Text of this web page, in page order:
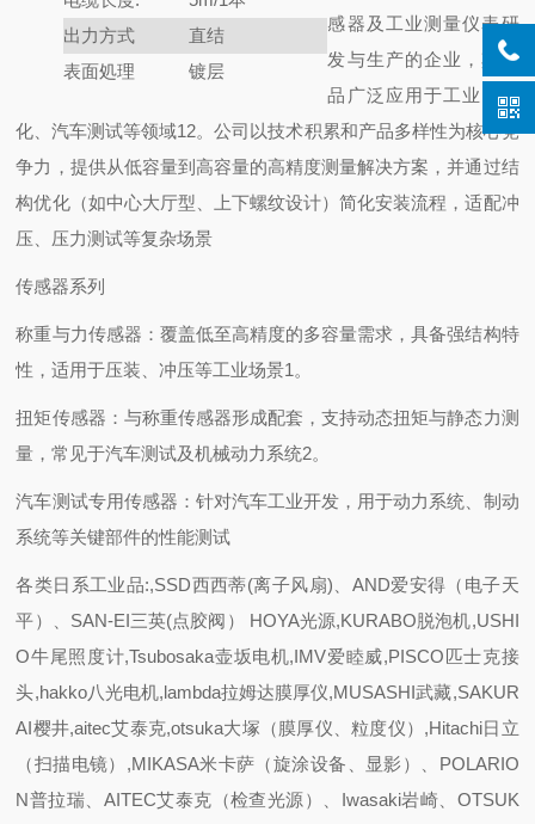
出力方式
直结
表面処理
镀层
感器及工业测量仪表研
发与生产的企业，其产
品广泛应用于工业自动
化、汽车测试等领域12。公司以技术积累和产品多样性为核心竞
争力，提供从低容量到高容量的高精度测量解决方案，并通过结
构优化（如中心大厅型、上下螺纹设计）简化安装流程，适配冲
压、压力测试等复杂场景
传感器系列
称重与力传感器：覆盖低至高精度的多容量需求，具备强结构特
性，适用于压装、冲压等工业场景1。
扭矩传感器：与称重传感器形成配套，支持动态扭矩与静态力测
量，常见于汽车测试及机械动力系统2。
汽车测试专用传感器：针对汽车工业开发，用于动力系统、制动
系统等关键部件的性能测试
各类日系工业品:,SSD西西蒂(离子风扇)、AND爱安得（电子天
平）、SAN-EI三英(点胶阀） HOYA光源,KURABO脱泡机,USHI
O牛尾照度计,Tsubosaka壶坂电机,IMV爱睦威,PISCO匹士克接
头,hakko八光电机,lambda拉姆达膜厚仪,MUSASHI武藏,SAKUR
AI樱井,aitec艾泰克,otsuka大塚（膜厚仪、粒度仪）,Hitachi日立
（扫描电镜）,MIKASA米卡萨（旋涂设备、显影）、POLARIO
N普拉瑞、AITEC艾泰克（检查光源）、Iwasaki岩崎、OTSUK